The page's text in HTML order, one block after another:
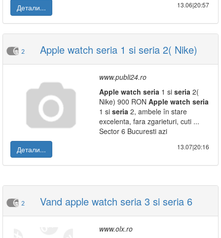
Детали...
13.06|20:57
2 Apple watch seria 1 si seria 2( Nike)
www.publi24.ro
Apple watch seria 1 si seria 2(
Nike) 900 RON Apple watch seria
1 si seria 2, ambele în stare
excelenta, fara zgarieturi, cuti ...
Sector 6 Bucuresti azi
Детали...
13.07|20:16
2 Vand apple watch seria 3 si seria 6
www.olx.ro